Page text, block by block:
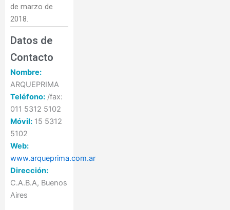
de marzo de
2018.
Datos de
Contacto
Nombre:
ARQUEPRIMA
Teléfono: /fax:
011 5312 5102
Móvil: 15 5312
5102
Web:
www.arqueprima.com.ar
Dirección:
C.A.B.A, Buenos
Aires